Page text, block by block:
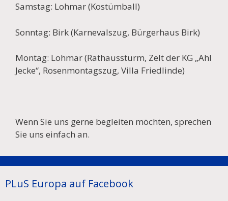
Samstag: Lohmar (Kostümball)
Sonntag: Birk (Karnevalszug, Bürgerhaus Birk)
Montag: Lohmar (Rathaussturm, Zelt der KG „Ahl
Jecke“, Rosenmontagszug, Villa Friedlinde)
Wenn Sie uns gerne begleiten möchten, sprechen
Sie uns einfach an.
PLuS Europa auf Facebook